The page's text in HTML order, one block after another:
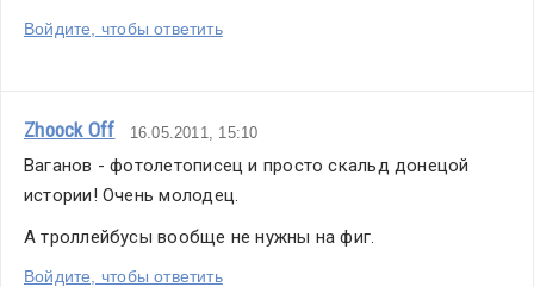
Войдите, чтобы ответить
Zhoock Off 16.05.2011, 15:10
Ваганов - фотолетописец и просто скальд донецой
истории! Очень молодец.
А троллейбусы вообще не нужны на фиг.
Войдите, чтобы ответить